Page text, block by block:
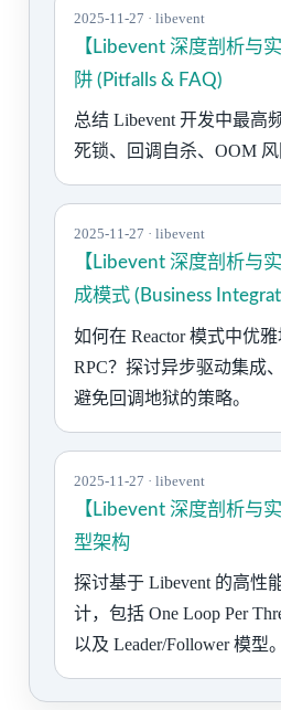
2025-11-27 · libevent
【Libevent 深度剖析与
阱 (Pitfalls & FAQ)
总结 Libevent 开发中最高
死锁、回调自杀、OOM 风
2025-11-27 · libevent
【Libevent 深度剖析与
成模式 (Business
如何在 Reactor 模式中优
RPC？探讨异步驱动集成
避免回调地狱的策略。
2025-11-27 · libevent
【Libevent 深度剖析与
型架构
探讨基于 Libevent 的高性
计，包括 One Loop Per
以及 Leader/Follower 模型。